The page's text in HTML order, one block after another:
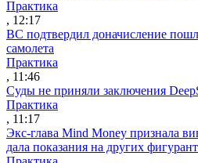
Практика
, 12:17
ВС подтвердил доначисление
самолета
Практика
, 11:46
Суды не приняли заключения
Практика
, 11:17
Экс-глава Mind Money признала
дала показания на других